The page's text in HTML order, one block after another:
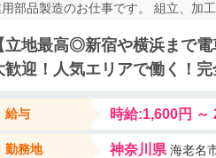
部品製造のお仕事です。 組立、加
バスで5分！どなたでもご利用いた
方、電話面接対応します！皆さま
立地最高◎新宿や横浜まで
歓迎！人気エリアで働く！
給与 時給:1,600円 ～
勤務地 神奈川県海老名